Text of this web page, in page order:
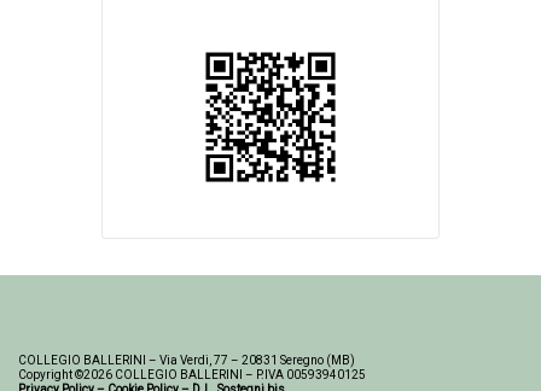
COLLEGIO BALLERINI – Via Verdi, 77 – 20831 Seregno (MB)
Copyright ©2026 COLLEGIO BALLERINI – P.IVA 00593940125